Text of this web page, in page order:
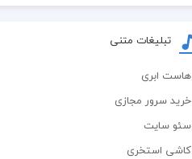
تبلیغات متنی
هاست ابری
خرید سرور مجازی
سئو سایت
کاشی استخری